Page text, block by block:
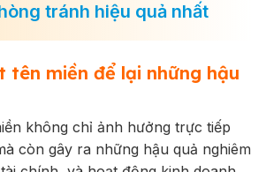
tránh hiệu quả nhất
tên miền để lại những hậu
không chỉ ảnh hưởng trực tiếp
còn gây ra những hậu quả nghiêm